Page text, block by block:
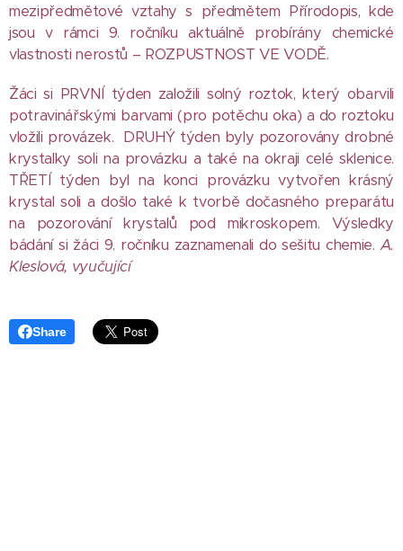
mezipředmětové vztahy s předmětem Přírodopis, kde
jsou v rámci 9. ročníku aktuálně probírány chemické
vlastnosti nerostů – ROZPUSTNOST VE VODĚ.
Žáci si PRVNÍ týden založili solný roztok, který obarvili
potravinářskými barvami (pro potěchu oka) a do roztoku
vložili provázek. DRUHÝ týden byly pozorovány drobné
krystalky soli na provázku a také na okraji celé sklenice.
TŘETÍ týden byl na konci provázku vytvořen krásný
krystal soli a došlo také k tvorbě dočasného preparátu
na pozorování krystalů pod mikroskopem. Výsledky
bádání si žáci 9. ročníku zaznamenali do sešitu chemie. A.
Kleslová, vyučující
Share